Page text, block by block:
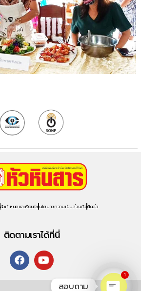
ข้อกำหนดและเงื่อนไข นโยบายความเป็นส่วนตัวติดต่อ
ติดตามเราได้ที่นี่
สอบถาม
1